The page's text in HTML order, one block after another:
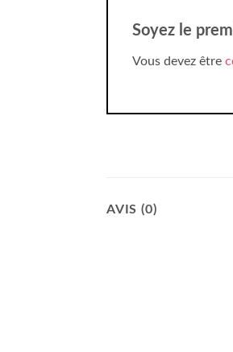
Soyez le
Vous devez être
AVIS (0)